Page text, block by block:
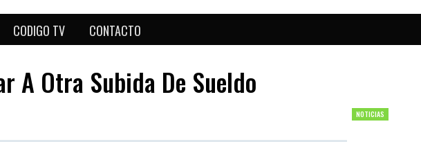
CODIGO TV CONTACTO
A Otra Subida De Sueldo
NOTICIAS